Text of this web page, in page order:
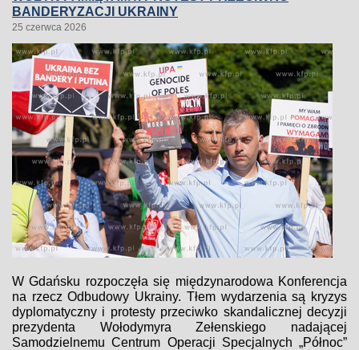
BANDERYZACJI UKRAINY
25 czerwca 2026
W Gdańsku rozpoczęła się międzynarodowa Konferencja
na rzecz Odbudowy Ukrainy. Tłem wydarzenia są kryzys
dyplomatyczny i protesty przeciwko skandalicznej decyzji
prezydenta Wołodymyra Zełenskiego nadającej
Samodzielnemu Centrum Operacji Specjalnych „Północ”